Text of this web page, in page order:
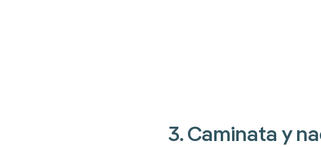
3. Caminata y